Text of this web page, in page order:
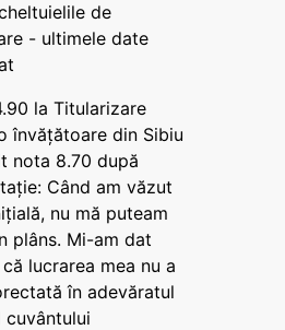
de
- ultimele date
la Titularizare
învățătoare din Sibiu
nota 8.70 după
Când am văzut
nu mă puteam
plâns. Mi-am dat
lucrarea mea nu a
în adevăratul
cuvântului